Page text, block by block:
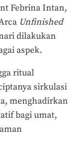
Febrina Intan,
Unfinished
dilakukan
aspek.
ritual
sirkulasi
menghadirkan
bagi umat,